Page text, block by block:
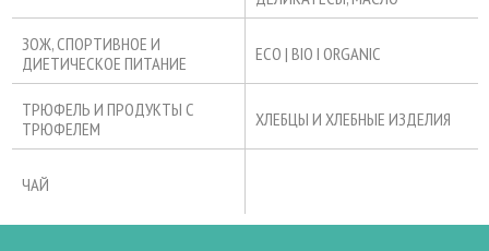
ЗОЖ, СПОРТИВНОЕ И
ДИЕТИЧЕСКОЕ ПИТАНИЕ
ECO | BIO I ORGANIC
ТРЮФЕЛЬ И ПРОДУКТЫ С
ТРЮФЕЛЕМ
ХЛЕБЦЫ И ХЛЕБНЫЕ ИЗДЕЛИЯ
ЧАЙ